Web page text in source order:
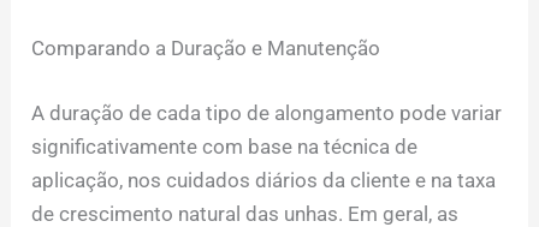
Comparando a Duração e Manutenção
A duração de cada tipo de alongamento pode variar
significativamente com base na técnica de
aplicação, nos cuidados diários da cliente e na taxa
de crescimento natural das unhas. Em geral, as